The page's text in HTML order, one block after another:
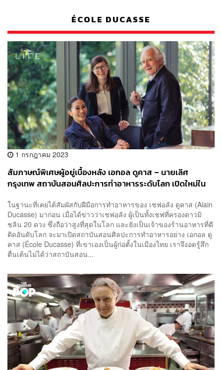
ÉCOLE DUCASSE
1 กรกฎาคม 2023
สัมภาษณ์พิเศษผู้อยู่เบื้องหลัง เอกอล ดูคาส – นายเลิศ
กรุงเทพ สถาบันสอนศิลปะการทำอาหารระดับโลก เปิดใหม่ใน
ในฐานะที่เคยได้สัมผัสกับฝีมือการทำอาหารของ เชฟอลัง ดูคาส (Alain
Ducasse) มาก่อน เมื่อได้ข่าวว่าเชฟอลัง ผู้เป็นทั้งเชฟที่ครองดาวมิ
ชลิน 20 ดวง ซึ่งถือว่าสูงที่สุดในโลก และยังเป็นเจ้าของร้านอาหารที่ดี
ติดอันดับโลก จะมาเปิดสถาบันสอนศิลปะการทำอาหารอย่าง เอกอล ดู
คาส (École Ducasse) ที่เขาเองเป็นผู้ก่อตั้งในเมืองไทย เราจึงอดรู้สึก
ตื่นเต้นไม่ได้ว่าสถาบันสอน...